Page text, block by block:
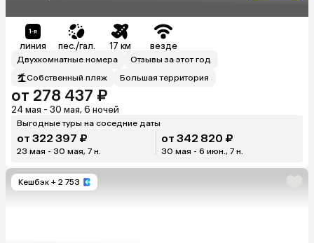
линия пес./гал. 17 км везде
Двухкомнатные номера
Отзывы за этот год
Собственный пляж
Большая территория
от 278 437 ₽
24 мая - 30 мая, 6 ночей
Выгодные туры на соседние даты
от 322 397 ₽
23 мая - 30 мая, 7 н.
от 342 820 ₽
30 мая - 6 июн., 7 н.
Кешбэк + 2 753